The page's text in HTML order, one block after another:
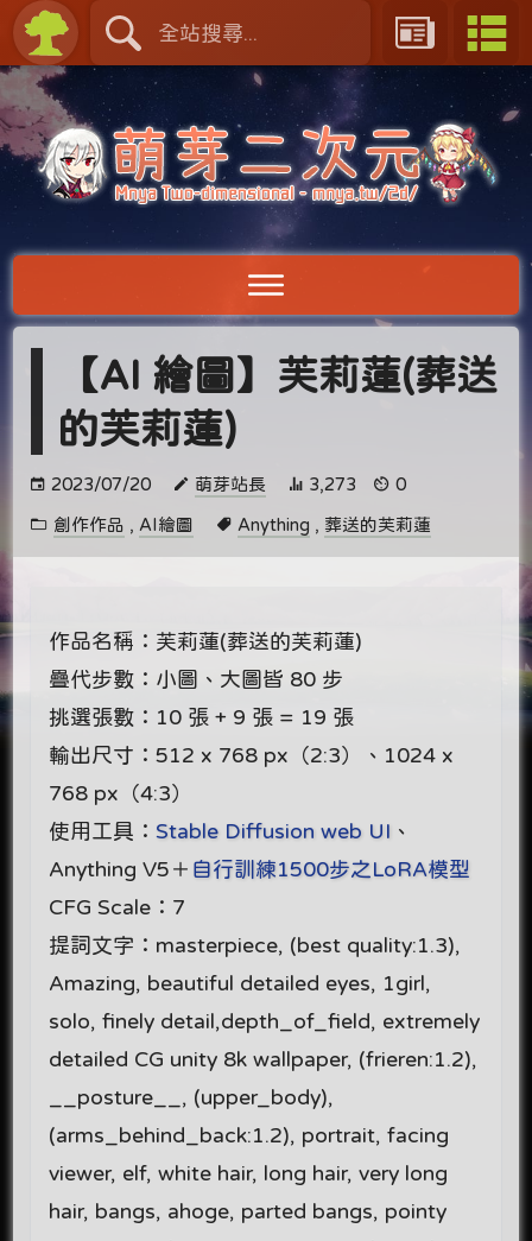
【AI 繪圖】芙莉蓮(葬送
的芙莉蓮)
2023/07/20 萌芽站長 3,273 0
創作作品 , AI繪圖 Anything , 葬送的芙莉蓮
作品名稱：芙莉蓮(葬送的芙莉蓮)
疊代步數：小圖、大圖皆 80 步
挑選張數：10 張 + 9 張 = 19 張
輸出尺寸：512 x 768 px（2:3）、1024 x
768 px（4:3）
使用工具： Stable Diffusion web UI 、
Anything V5＋ 自行訓練1500步之LoRA模型
CFG Scale：7
提詞文字：masterpiece, (best quality:1.3),
Amazing, beautiful detailed eyes, 1girl,
solo, finely detail,depth_of_field, extremely
detailed CG unity 8k wallpaper, (frieren:1.2),
__posture__, (upper_body),
(arms_behind_back:1.2), portrait, facing
viewer, elf, white hair, long hair, very long
hair, bangs, ahoge, parted bangs, pointy